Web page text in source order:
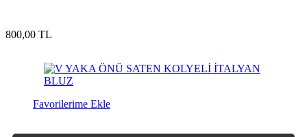
800,00 TL
Favorilerime Ekle